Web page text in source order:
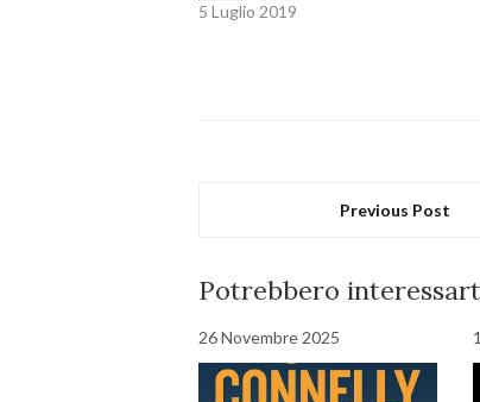
5 Luglio 2019
Previous Post
Potrebbero
26 Novembre 2025